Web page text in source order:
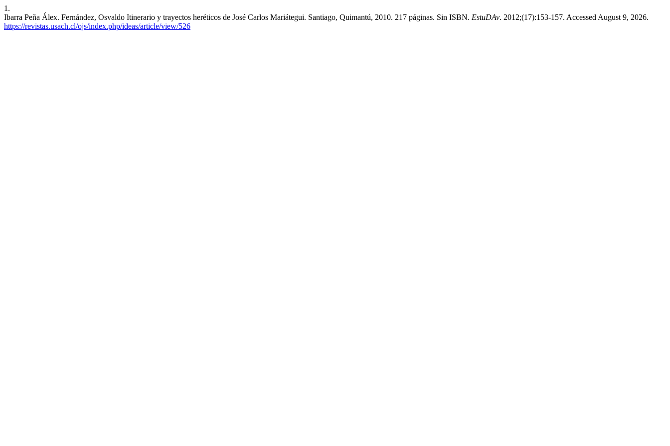
1.
Ibarra Peña Álex. Fernández, Osvaldo Itinerario y trayectos heréticos de José Carlos Mariátegui. Santiago, Quimantú, 2010. 217 páginas. Sin ISBN. EstuDAv. 2012;(17):153-157. Accessed August 9, 2026.
https://revistas.usach.cl/ojs/index.php/ideas/article/view/526